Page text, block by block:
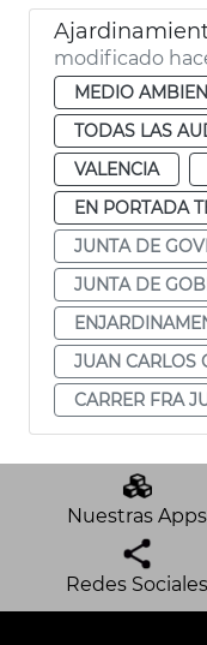
modificado
MEDIO
TODAS LAS
VALENCIA
EN PORTADA
JUNTA DE
JUNTA DE
JUAN CARLOS
CARRER FRA
Nuestras Apps
Redes Sociales